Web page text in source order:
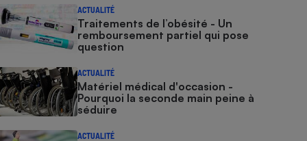
ACTUALITÉ
Traitements de l’obésité - Un
remboursement partiel qui pose
question
ACTUALITÉ
Matériel médical d'occasion -
Pourquoi la seconde main peine à
séduire
ACTUALITÉ